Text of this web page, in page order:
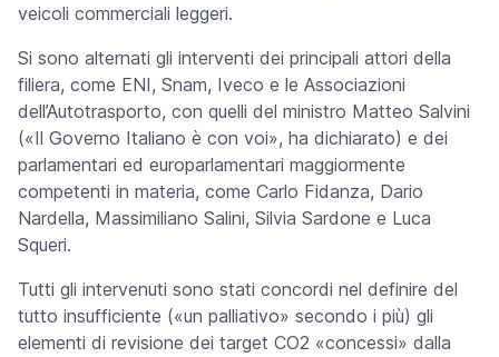
veicoli commerciali leggeri.
Si sono alternati gli interventi dei principali attori della
filiera, come ENI, Snam, Iveco e le Associazioni
dell’Autotrasporto, con quelli del ministro Matteo Salvini
(«Il Governo Italiano è con voi», ha dichiarato) e dei
parlamentari ed europarlamentari maggiormente
competenti in materia, come Carlo Fidanza, Dario
Nardella, Massimiliano Salini, Silvia Sardone e Luca
Squeri.
Tutti gli intervenuti sono stati concordi nel definire del
tutto insufficiente («un palliativo» secondo i più) gli
elementi di revisione dei target CO2 «concessi» dalla